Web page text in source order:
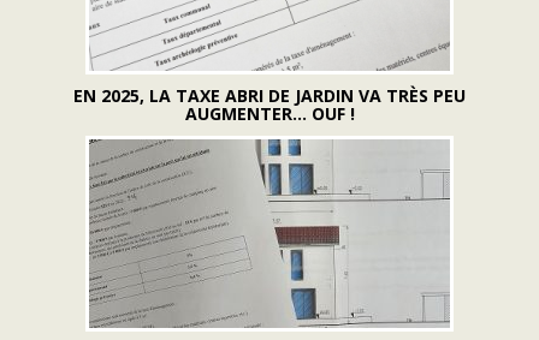
EN 2025, LA TAXE ABRI DE JARDIN VA TRÈS PEU
AUGMENTER... OUF !